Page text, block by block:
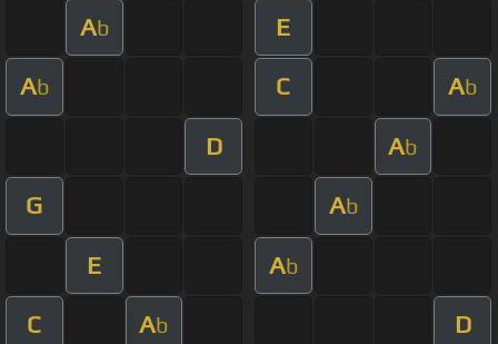
Ab E
Ab C Ab
D Ab
G Ab
E Ab
C Ab D